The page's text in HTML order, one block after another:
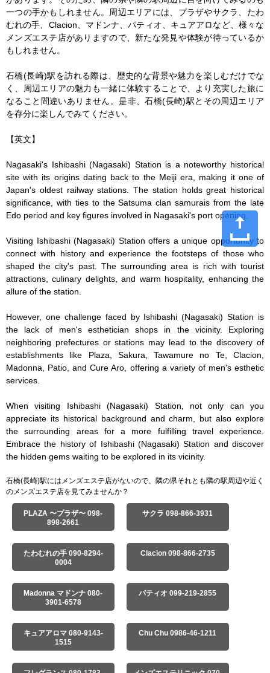
一つの手かもしれません。周辺エリアには、プラザやサクラ、たわ
むれの手、Clacion、マドンナ、パティオ、キュアアロなど、様々な
メンズエステ店がありますので、新たな発見や体験が待っているか
もしれません。
石橋(長崎)駅を訪れる際は、歴史的な背景や魅力を楽しむだけでな
く、周辺エリアの魅力も一緒に体験することで、より充実した旅に
なること間違いありません。是非、石橋(長崎)駅とその周辺エリア
を存分に楽しんでみてください。
【英文】
Nagasaki's Ishibashi (Nagasaki) Station is a noteworthy historical
site with its origins dating back to the Meiji era, making it one of
Japan's oldest railway stations. The station holds great historical
significance, with ties to the Satsuma clan samurais from the late
Edo period and key figures involved in Nagasaki's port opening.
Visiting Ishibashi (Nagasaki) Station offers a unique opportunity to
connect with history and experience the footsteps of those who
shaped the city's past. The surrounding area is rich with tourist
attractions, culinary delights, and warm hospitality, enhancing the
allure of the station.
However, one challenge faced by Ishibashi (Nagasaki) Station is
the lack of men's esthetician shops in the vicinity. Exploring
neighboring prefectures or stations may lead to the discovery of
establishments like Plaza, Sakura, Tawamure no Te, Clacion,
Madonna, Patio, and Cure Aro, offering a variety of men's esthetic
services.
When visiting Ishibashi (Nagasaki) Station, not only can you
appreciate its historical background and charm, but also explore
the surrounding areas for a more fulfilling travel experience.
Embrace the history of Ishibashi (Nagasaki) Station and discover
the hidden gems waiting to be explored in its vicinity.
石橋(長崎)駅にはメンズエステ店がないので、隣の県それとも隣の駅周辺や近く
のメンズエステ店を見てみませんか？
PLAZA 〜プラザ〜 098-
898-2661
サクラ 098-866-3931
たわむれの手 090-8294-
0004
Clacion 098-866-2735
Madonna マドンナ 080-
3901-6578
パティオ 099-219-2855
キュアアロマ 080-9143-
1515
Chu Chu 0986-46-1211